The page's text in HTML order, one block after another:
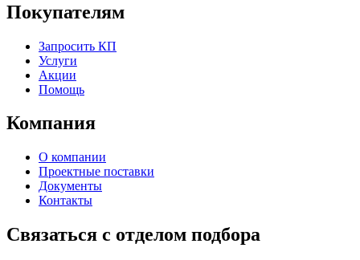
Покупателям
Запросить КП
Услуги
Акции
Помощь
Компания
О компании
Проектные поставки
Документы
Контакты
Связаться с отделом подбора